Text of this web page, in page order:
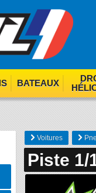
Nom nom nom. By
BATEAUX
Voitures
Piste 1/